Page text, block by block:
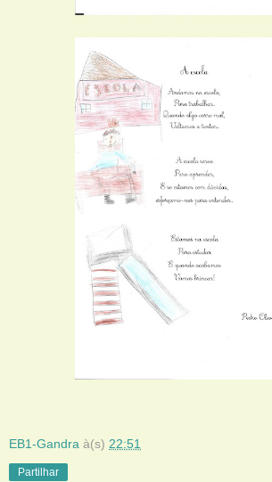
EB1-Gandra à(s) 22:51
Partilhar